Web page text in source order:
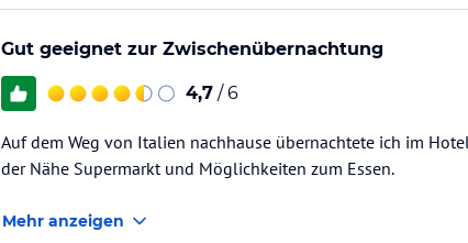
Gut geeignet zur Zwischenübernachtung
4,7 / 6
Auf dem Weg von Italien nachhause übernachtete ich im
der Nähe Supermarkt und Möglichkeiten zum Essen.
Mehr anzeigen